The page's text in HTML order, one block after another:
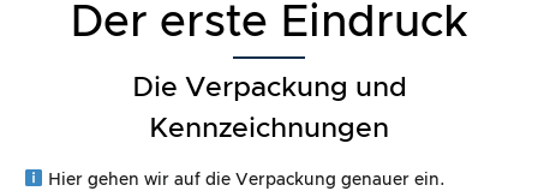
Der erste Eindruck
Die Verpackung und
Kennzeichnungen
Hier gehen wir auf die Verpackung genauer ein.